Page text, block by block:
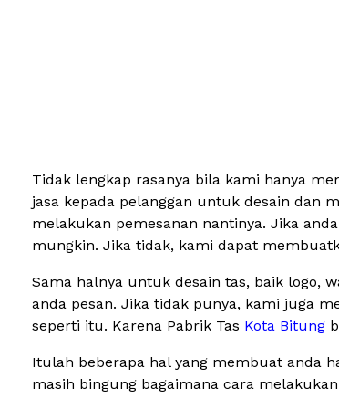
Tidak lengkap rasanya bila kami hanya
jasa kepada pelanggan untuk desain dan
melakukan pemesanan nantinya. Jika
mungkin. Jika tidak, kami dapat
Sama halnya untuk desain tas, baik logo,
anda pesan. Jika tidak punya, kami juga
seperti itu. Karena Pabrik Tas Kota Bitung
Itulah beberapa hal yang membuat anda
masih bingung bagaimana cara